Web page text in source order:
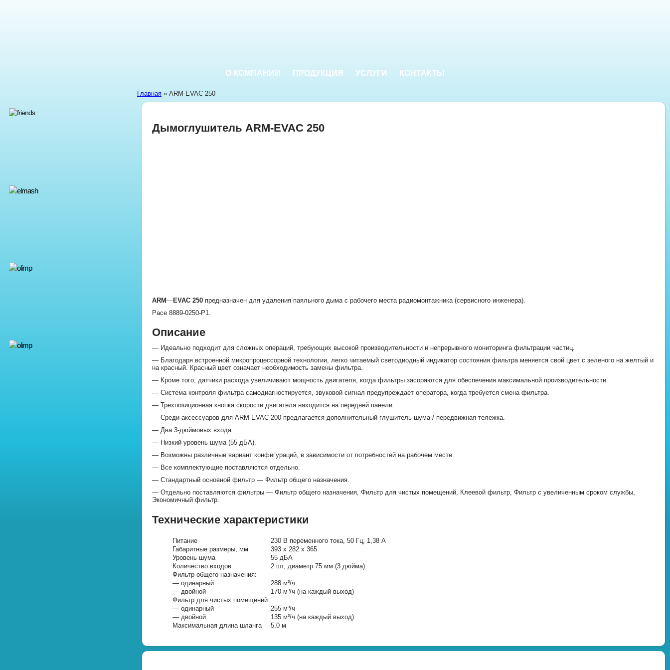
О КОМПАНИИ ПРОДУКЦИЯ УСЛУГИ КОНТАКТЫ
Главная » ARM-EVAC 250
Дымоглушитель ARM-EVAC 250
ARM—EVAC 250 предназначен для удаления паяльного дыма с рабочего места радиомонтажника (сервисного инженера).
Pace 8889-0250-P1.
Описание
— Идеально подходит для сложных операций, требующих высокой производительности и непрерывного мониторинга фильтрации частиц.
— Благодаря встроенной микропроцессорной технологии, легко читаемый светодиодный индикатор состояния фильтра меняется свой цвет с зеленого на желтый и
на красный. Красный цвет означает необходимость замены фильтра.
— Кроме того, датчики расхода увеличивают мощность двигателя, когда фильтры засоряются для обеспечения максимальной производительности.
— Система контроля фильтра самодиагностируется, звуковой сигнал предупреждает оператора, когда требуется смена фильтра.
— Трехпозиционная кнопка скорости двигателя находится на передней панели.
— Среди аксессуаров для ARM-EVAC-200 предлагается дополнительный глушитель шума / передвижная тележка.
— Два 3-дюймовых входа.
— Низкий уровень шума (55 дБА).
— Возможны различные вариант конфигураций, в зависимости от потребностей на рабочем месте.
— Все комплектующие поставляются отдельно.
— Стандартный основной фильтр — Фильтр общего назначения.
— Отдельно поставляются фильтры — Фильтр общего назначения, Фильтр для чистых помещений, Клеевой фильтр, Фильтр с увеличенным сроком службы,
Экономичный фильтр.
Технические характеристики
Питание
230 В переменного тока, 50 Гц, 1,38 А
Габаритные размеры, мм
393 x 282 x 365
Уровень шума
55 дБА
Количество входов
2 шт, диаметр 75 мм (3 дюйма)
Фильтр общего назначения:
— одинарный
288 м³/ч
— двойной
170 м³/ч (на каждый выход)
Фильтр для чистых помещений:
— одинарный
255 м³/ч
— двойной
135 м³/ч (на каждый выход)
Максимальная длина шланга
5,0 м